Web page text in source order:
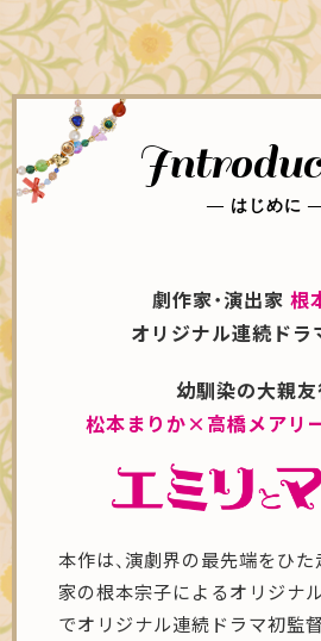
― はじめに
劇作家・演出家 根
オリジナル連続ドラ
幼馴染の大親
松本まりか×高橋メアリ
本作は、演劇界の最先端をひた
家の根本宗子によるオリジナ
でオリジナル連続ドラマ初監